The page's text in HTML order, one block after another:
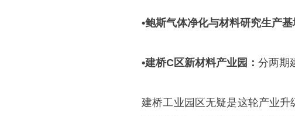
•鲍斯气体净化与材料研究生产基
•建桥C区新材料产业园 ： 分两期
建桥工业园区无疑是这轮产业